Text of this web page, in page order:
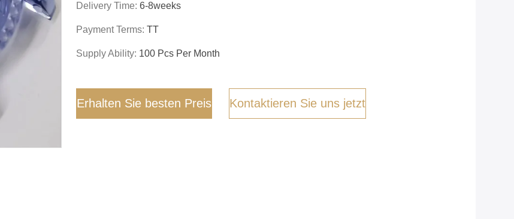
Delivery Time: 6-8weeks
Payment Terms: TT
Supply Ability: 100 Pcs Per Month
Erhalten Sie besten Preis Kontaktieren Sie uns jetzt